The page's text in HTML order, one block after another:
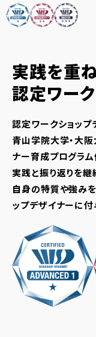
実践を重
認定ワー
認定ワークショップ
青山学院大学・大
ナー育成プログラム
実践と振り返りを
自身の特質や強み
ップデザイナーに付